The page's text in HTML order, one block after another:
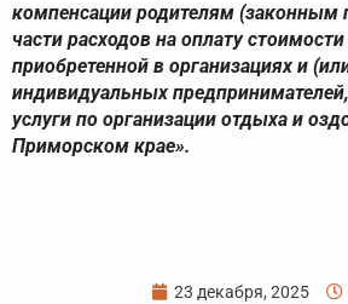
компенсации родителям (законным
части расходов на оплату стоимости
приобретенной в организациях и
индивидуальных
услуги по организации отдыха и
Приморском крае».
23 декабря, 2025